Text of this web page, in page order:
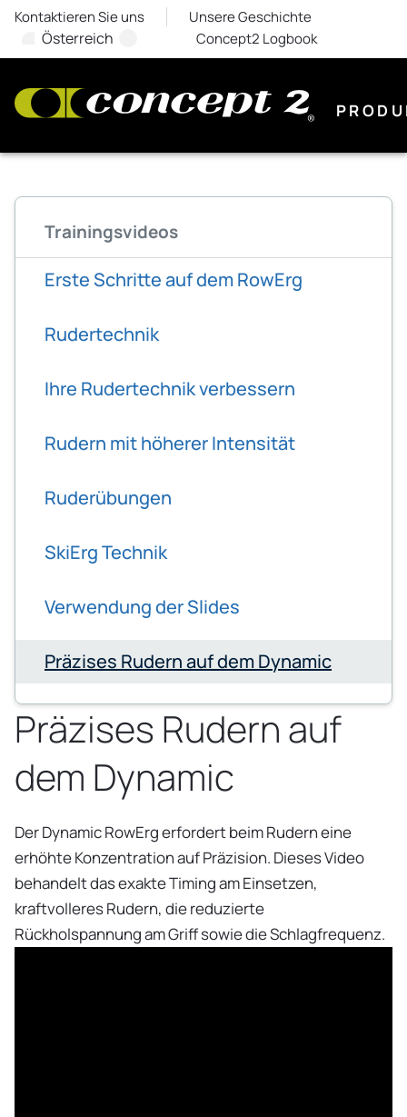
Kontaktieren Sie uns Unsere Geschichte
Österreich Concept2 Logbook
Trainingsvideos
Erste Schritte auf dem RowErg
Rudertechnik
Ihre Rudertechnik verbessern
Rudern mit höherer Intensität
Ruderübungen
SkiErg Technik
Verwendung der Slides
Präzises Rudern auf dem Dynamic
Präzises Rudern auf
dem Dynamic
Der Dynamic RowErg erfordert beim Rudern eine
erhöhte Konzentration auf Präzision. Dieses Video
behandelt das exakte Timing am Einsetzen,
kraftvolleres Rudern, die reduzierte
Rückholspannung am Griff sowie die Schlagfrequenz.